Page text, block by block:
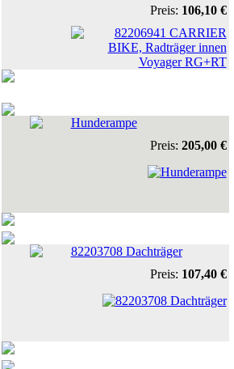
Preis: 106,10 €
Hunderampe
Preis: 205,00 €
82203708 Dachträger
Preis: 107,40 €